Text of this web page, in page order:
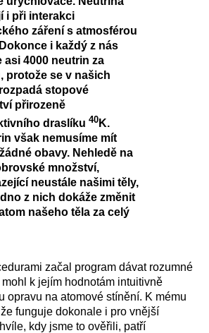
i při interakci
záření s atmosférou
i každý z nás
asi 4000 neutrin za
protože se v našich
stopové
přirozeně
draslíku 40 K.
však nemusíme mít
obavy. Nehledě na
množství,
neustále našimi těly,
z nich dokáže změnit
našeho těla za celý
začal program dávat rozumné
k jejím hodnotám intuitivně
opravu na atomové stínění. K mému
funguje dokonale i pro vnější
kdy jsme to ověřili, patří